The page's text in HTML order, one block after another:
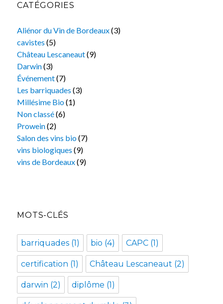
CATÉGORIES
Aliénor du Vin de Bordeaux(3)
cavistes (5)
Château Lescaneaut(9)
Darwin(3)
Événement(7)
Les barriquades (3)
Millésime Bio(1)
Non classé(6)
Prowein(2)
Salon des vins bio(7)
vins biologiques (9)
vins de Bordeaux(9)
MOTS-CLÉS
barriquades (1) bio (4) CAPC (1)
certification (1) Château Lescaneaut (2)
darwin (2) diplôme (1)